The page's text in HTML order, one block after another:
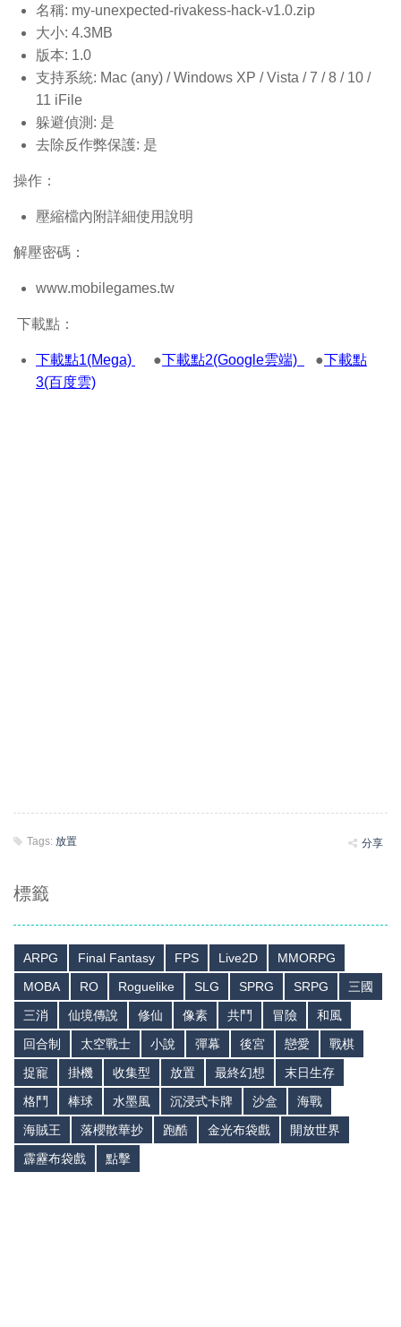
名稱: my-unexpected-rivakess-hack-v1.0.zip
大小: 4.3MB
版本: 1.0
支持系統: Mac (any) / Windows XP / Vista / 7 / 8 / 10 /
11 iFile
躲避偵測: 是
去除反作弊保護: 是
操作：
壓縮檔內附詳細使用說明
解壓密碼：
www.mobilegames.tw
下載點：
下載點1(Mega) ●下載點2(Google雲端) ●下載點
3(百度雲)
Tags: 放置 分享
標籤
ARPG Final Fantasy FPS Live2D
MMORPG
MOBA
RO Roguelike SLG SPRG SRPG
三國
三消
仙境傳說 修仙 像素 共鬥 冒險
和風
回合制
太空戰士 小說 彈幕 後宮 戀愛
戰棋
捉寵
掛機 收集型 放置 最終幻想
末日生存
格鬥
棒球 水墨風 沉浸式卡牌 沙盒
海戰
海賊王
落櫻散華抄 跑酷 金光布袋戲
開放世界
霹靂布袋戲
點擊